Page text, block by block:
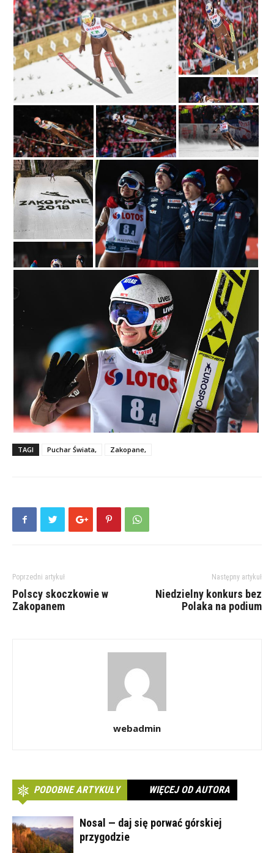
TAGI Puchar Świata, Zakopane,
Poprzedni artykuł
Polscy skoczkowie w
Zakopanem
Następny artykuł
Niedzielny konkurs bez
Polaka na podium
webadmin
PODOBNE ARTYKUŁY WIĘCEJ OD AUTORA
Nosal — daj się porwać górskiej
przygodzie